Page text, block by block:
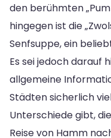
den berühmten
hingegen ist die
Senfsuppe, ein
Es sei jedoch darauf
allgemeine
Städten sicherlich
Unterschiede gibt,
Reise von Hamm